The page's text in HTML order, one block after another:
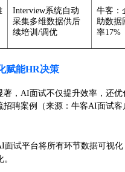
Interview系统自动
采集多维数据供后
续培训/调优
牛客：
助数据
率17%
赋能HR决策
著，AI面试不仅提升效率，还
招聘案例（来源：牛客AI面试
面试平台将所有环节数据可视化